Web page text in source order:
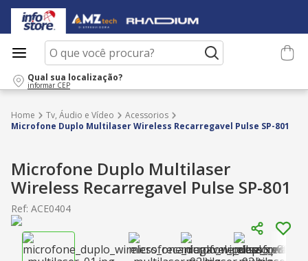
O que você procura?
Qual sua localização?
informar CEP
Tv, Áudio e Vídeo
Acessorios
Microfone Duplo Multilaser Wireless Recarregavel Pulse SP-801
Microfone Duplo Multilaser
Wireless Recarregavel Pulse SP-801
Ref: ACE0404